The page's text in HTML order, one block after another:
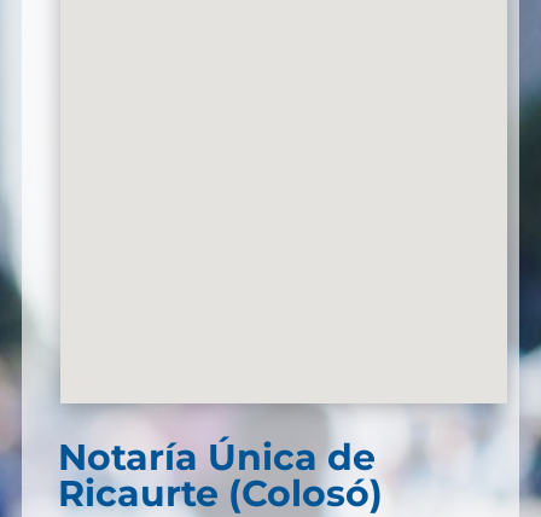
Notaría Única de
Ricaurte (Colosó)